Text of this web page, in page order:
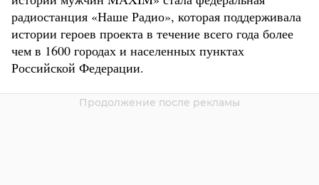
радиостанция «Наше Радио», которая поддерживала
истории героев проекта в течение всего года более
чем в 1600 городах и населенных пунктах
Российской Федерации.